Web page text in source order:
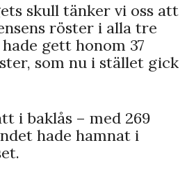
skull tänker vi oss att
röster i alla tre
gett honom 37
som nu i stället gick
i baklås – med 269
hade hamnat i